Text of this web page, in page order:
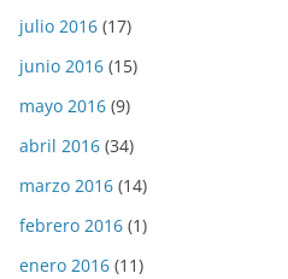
julio 2016 (17)
junio 2016 (15)
mayo 2016 (9)
abril 2016 (34)
marzo 2016 (14)
febrero 2016 (1)
enero 2016 (11)